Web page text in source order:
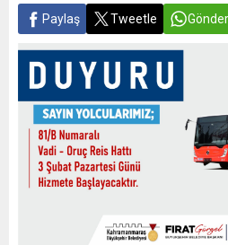
Paylaş Tweetle Gönder